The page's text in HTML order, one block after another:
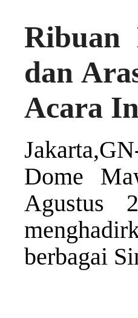
Ribuan
dan
Acara
Dome
Agustus
berbagai